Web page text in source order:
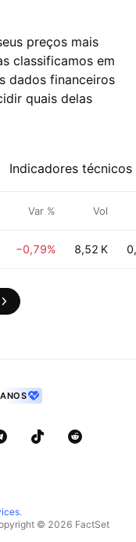
preços mais
classificamos em
dados financeiros
quais delas
Indicadores técnicos
Var % Vol
−0,79% 8,52 K
.
© 2026 FactSet